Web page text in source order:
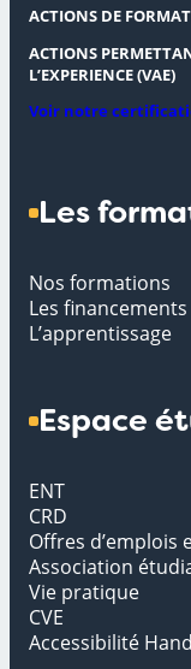
ACTIONS DE
ACTIONS
L’EXPERIENCE (VAE)
Voir notre
Les
Nos formations
Les financements
L’apprentissage
Espace
ENT
CRD
Offres d’emplois
Association
Vie pratique
CVE
Accessibilité